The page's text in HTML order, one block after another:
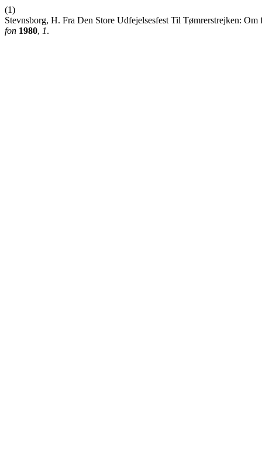
(1)
Stevnsborg, H. Fra Den Store Udfejelsesfest Til Tømrerstrejken:
fon 1980, 1.